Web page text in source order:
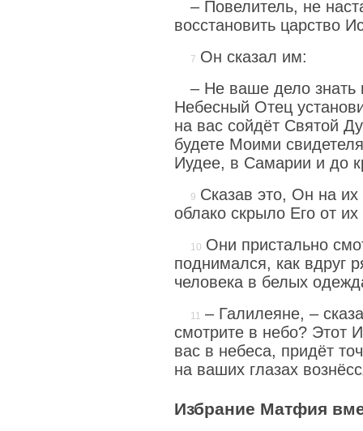
– Повелитель, не
восстановить царство
Он сказал им:
– Не ваше дело знать
Небесный Отец
на вас сойдёт Святой
будете Моими
Иудее, в Самарии и до
Сказав это, Он на
облако скрыло Его от их
Они пристально
поднимался, как вдруг
человека в белых
– Галилеяне, –
смотрите в небо? Этот
вас в небеса, придёт
на ваших глазах
Избрание Матфия